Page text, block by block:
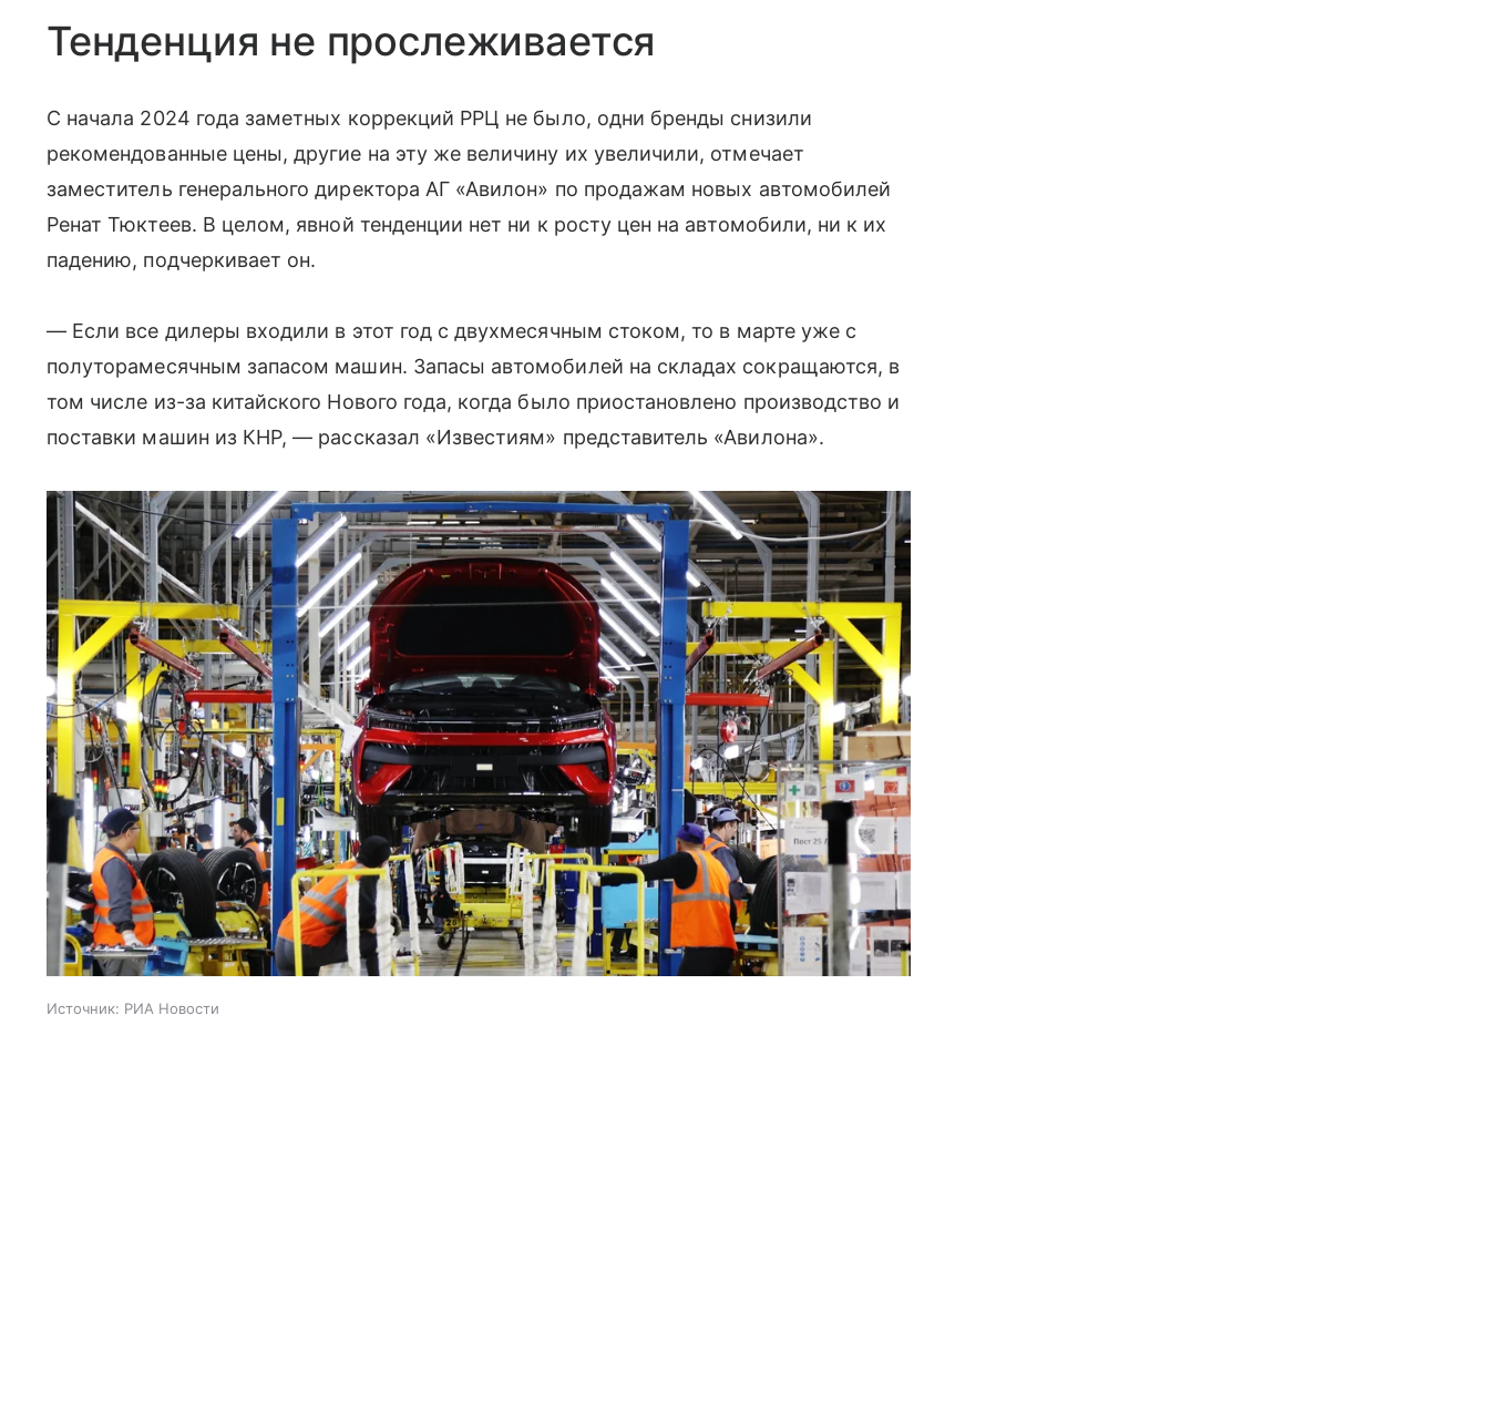
Тенденция не прослеживается
С начала 2024 года заметных коррекций РРЦ не было, одни бренды снизили
рекомендованные цены, другие на эту же величину их увеличили, отмечает
заместитель генерального директора АГ «Авилон» по продажам новых автомобилей
Ренат Тюктеев. В целом, явной тенденции нет ни к росту цен на автомобили, ни к их
падению, подчеркивает он.
— Если все дилеры входили в этот год с двухмесячным стоком, то в марте уже с
полуторамесячным запасом машин. Запасы автомобилей на складах сокращаются, в
том числе из-за китайского Нового года, когда было приостановлено производство и
поставки машин из КНР, — рассказал «Известиям» представитель «Авилона».
Источник: РИА Новости